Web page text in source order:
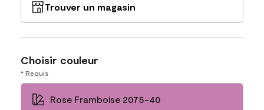
Trouver un magasin
Choisir couleur
* Requis
Rose Framboise 2075-40